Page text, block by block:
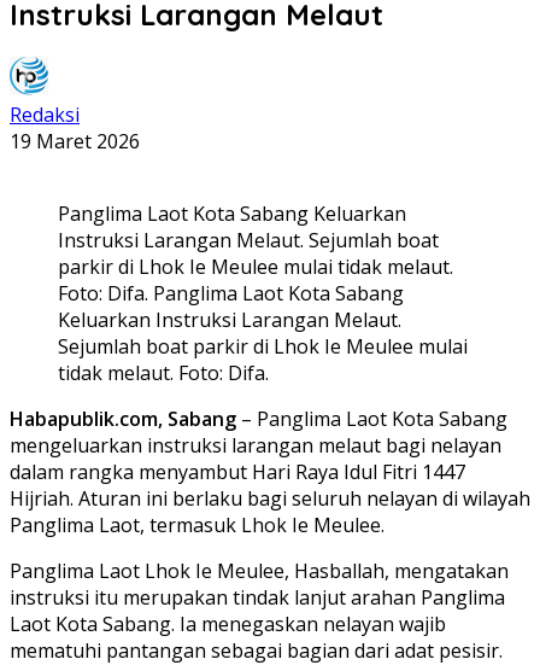
Instruksi Larangan Melaut
Redaksi
19 Maret 2026
Panglima Laot Kota Sabang Keluarkan
Instruksi Larangan Melaut. Sejumlah boat
parkir di Lhok Ie Meulee mulai tidak melaut.
Foto: Difa. Panglima Laot Kota Sabang
Keluarkan Instruksi Larangan Melaut.
Sejumlah boat parkir di Lhok Ie Meulee mulai
tidak melaut. Foto: Difa.
Habapublik.com, Sabang – Panglima Laot Kota Sabang
mengeluarkan instruksi larangan melaut bagi nelayan
dalam rangka menyambut Hari Raya Idul Fitri 1447
Hijriah. Aturan ini berlaku bagi seluruh nelayan di wilayah
Panglima Laot, termasuk Lhok Ie Meulee.
Panglima Laot Lhok Ie Meulee, Hasballah, mengatakan
instruksi itu merupakan tindak lanjut arahan Panglima
Laot Kota Sabang. Ia menegaskan nelayan wajib
mematuhi pantangan sebagai bagian dari adat pesisir.